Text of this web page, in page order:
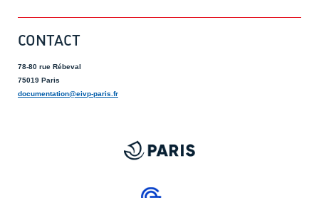
CONTACT
78-80 rue Rébeval
75019 Paris
documentation@eivp-paris.fr